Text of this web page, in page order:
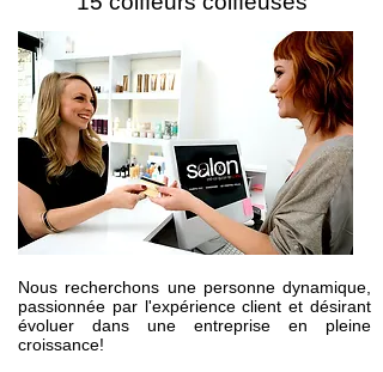
Nous recherchons une personne dynamique,
passionnée par l'expérience client et désirant
évoluer dans une entreprise en pleine
croissance!